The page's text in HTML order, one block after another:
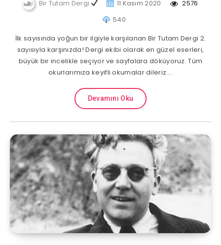
Bir Tutam Dergi 11 Kasım 2020
2576
540
İlk sayısında yoğun bir ilgiyle karşılanan Bir Tutam Dergi 2.
sayısıyla karşınızda! Dergi ekibi olarak en güzel eserleri,
büyük bir incelikle seçiyor ve sayfalara döküyoruz. Tüm
okurlarımıza keyifli okumalar dileriz….
Devamını Oku